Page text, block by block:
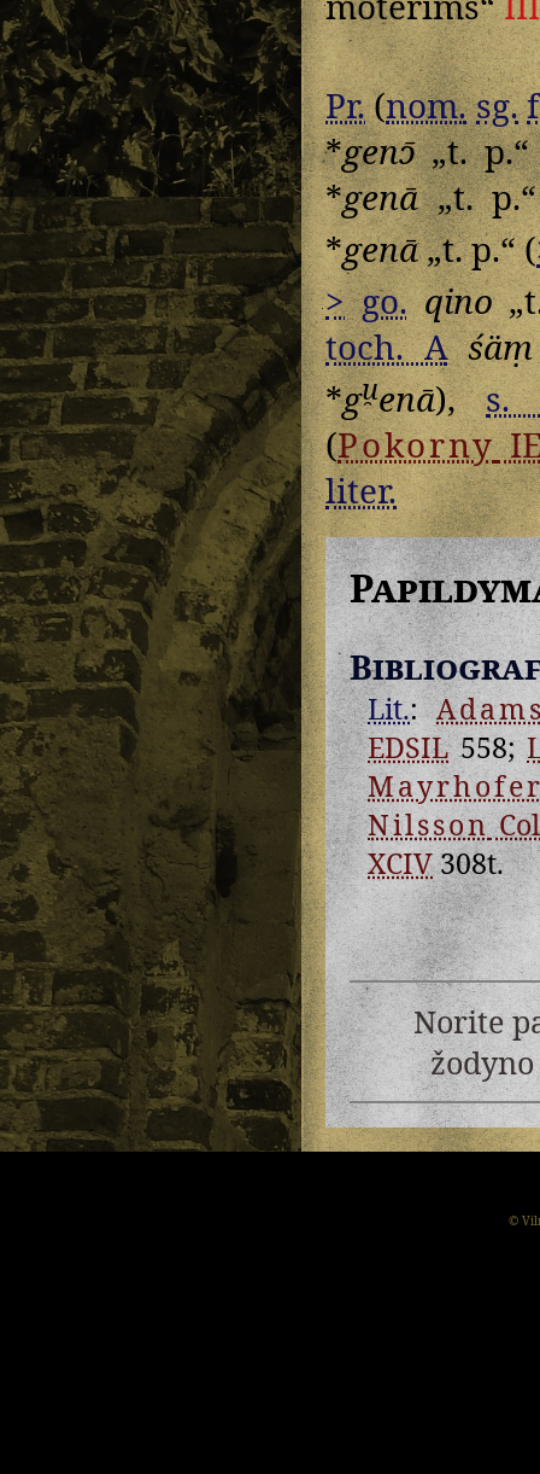
Pr.(nom.sg.
*genɔ̄„t.
*genā„t.
*genā„t. p.“ (
> go. qino
toch. A śäṃ
*gu̯enā),s.
(Pokorny
liter.
Lit.:
EDSIL558;
Nilsson
XCIV308t.
Norite
©